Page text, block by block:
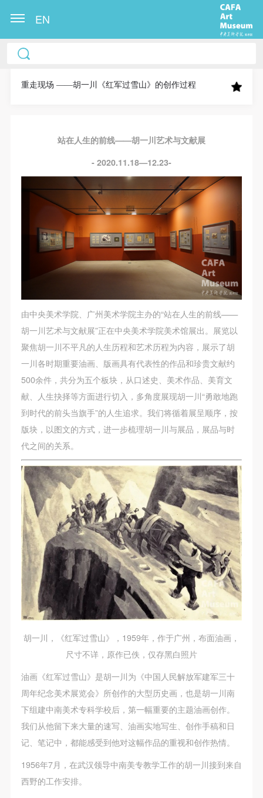
EN
重走现场 ——胡一川《红军过雪山》的创作过程
站在人生的前线——胡一川艺术与文献展
- 2020.11.18—12.23-
由中央美术学院、广州美术学院主办的“站在人生的前线——
胡一川艺术与文献展”正在中央美术学院美术馆展出。展览以
聚焦胡一川不平凡的人生历程和艺术历程为内容，展示了胡
一川各时期重要油画、版画具有代表性的作品和珍贵文献约
500余件，共分为五个板块，从口述史、美术作品、美育文
献、人生抉择等方面进行切入，多角度展现胡一川“勇敢地跑
到时代的前头当旗手”的人生追求。我们将循着展呈顺序，按
版块，以图文的方式，进一步梳理胡一川与展品，展品与时
代之间的关系。
胡一川，《红军过雪山》，1959年，作于广州，布面油画，
尺寸不详，原作已佚，仅存黑白照片
油画《红军过雪山》是胡一川为《中国人民解放军建军三十
周年纪念美术展览会》所创作的大型历史画，也是胡一川南
下组建中南美术专科学校后，第一幅重要的主题油画创作。
我们从他留下来大量的速写、油画实地写生、创作手稿和日
记、笔记中，都能感受到他对这幅作品的重视和创作热情。
1956年7月，在武汉领导中南美专教学工作的胡一川接到来自
西野的工作安排。
中央美术学院美术馆出版授权协议书
称“CAFAM”），愿意将本人参与中央美术学院美术馆
果（如参与工作坊创作的作品）提交中央美术学院用
它数字媒体形式公开出版，并同意编入《中国知识资
源总库》《中央美术学院资料库》《中央美术学院美
术馆资料库》等相关资料、文献、档案机构和平台，
在中央美术学院中使用和在互联网上传播，同意按相
关“章程”规定享受相关权益。
中央美术学院美术馆活动安全免责协议书
本次活动公平公正、自愿参加与退出、风险与责任自
负的原则。但活动有风险，参加者应有必要的风险意
识。
第二条
参加本次活动者必须遵守中华人民共和国的相关法
律、法规，必须遵循道德和社会公德规范，并应该具
备以人为本、团结友爱、互相帮助和助人为乐的良好
品质。
第三条
参加本次活动人员应该是成年人（具有完全民事行为
能力的人，18周岁以上）未成年人必须在成年人的陪
同下参观。
第四条
参加活动者在此次活动期间的人身安全责任自负。鼓
励参加者自行购买人身安全保险。活动中一旦出现事
故，活动中任何非事故当事人及美术馆将不承担人身
事故的任何责任，但有互相援助的义务。参加活动的
成员应当积极主动的组织实施救援工作，但对事故本
身不承担任何法律责任和经济责任。参加本次活动者
的人身安全不负有民事及相关连带责任。
第五条
序、维护美术馆场地及展示、展览、馆藏艺术作品及
衍生品的安全。活动中一旦因个人原因造成美术馆场
地、空间、艺术品、衍生品等受到不同程度的损失、
破坏。活动中任何非事故当事人及美术馆将不承担相
应的责任与损失，应由参与活动者根据相应的法律条
文、组织规定进行协商和赔偿。并追究相应的法律责
任和经济责任。
第六条
参与活动者在参与活动时应当在美术馆工作人员及活
中央美术学院美术馆出版授权协议书
称“CAFAM”），愿意将本人参与中央美术学院美术馆
果（如参与工作坊创作的作品）提交中央美术学院用
它数字媒体形式公开出版，并同意编入《中国知识资
源总库》《中央美术学院资料库》《中央美术学院美
术馆资料库》等相关资料、文献、档案机构和平台，
在中央美术学院中使用和在互联网上传播，同意按相
关“章程”规定享受相关权益。
中央美术学院美术馆活动安全免责协议书
本次活动公平公正、自愿参加与退出、风险与责任自
负的原则。但活动有风险，参加者应有必要的风险意
识。
第二条
参加本次活动者必须遵守中华人民共和国的相关法
律、法规，必须遵循道德和社会公德规范，并应该具
备以人为本、团结友爱、互相帮助和助人为乐的良好
品质。
第三条
参加本次活动人员应该是成年人（具有完全民事行为
能力的人，18周岁以上）未成年人必须在成年人的陪
同下参观。
第四条
参加活动者在此次活动期间的人身安全责任自负。鼓
励参加者自行购买人身安全保险。活动中一旦出现事
故，活动中任何非事故当事人及美术馆将不承担人身
事故的任何责任，但有互相援助的义务。参加活动的
成员应当积极主动的组织实施救援工作，但对事故本
身不承担任何法律责任和经济责任。参加本次活动者
的人身安全不负有民事及相关连带责任。
第五条
序、维护美术馆场地及展示、展览、馆藏艺术作品及
衍生品的安全。活动中一旦因个人原因造成美术馆场
地、空间、艺术品、衍生品等受到不同程度的损失、
破坏。活动中任何非事故当事人及美术馆将不承担相
应的责任与损失，应由参与活动者根据相应的法律条
文、组织规定进行协商和赔偿。并追究相应的法律责
任和经济责任。
第六条
参与活动者在参与活动时应当在美术馆工作人员及活
中央美术学院美术馆出版授权协议书
称“CAFAM”），愿意将本人参与中央美术学院美术馆
果（如参与工作坊创作的作品）提交中央美术学院用
它数字媒体形式公开出版，并同意编入《中国知识资
源总库》《中央美术学院资料库》《中央美术学院美
术馆资料库》等相关资料、文献、档案机构和平台，
在中央美术学院中使用和在互联网上传播，同意按相
关“章程”规定享受相关权益。
中央美术学院美术馆活动安全免责协议书
本次活动公平公正、自愿参加与退出、风险与责任自
负的原则。但活动有风险，参加者应有必要的风险意
识。
第二条
参加本次活动者必须遵守中华人民共和国的相关法
律、法规，必须遵循道德和社会公德规范，并应该具
备以人为本、团结友爱、互相帮助和助人为乐的良好
品质。
第三条
参加本次活动人员应该是成年人（具有完全民事行为
能力的人，18周岁以上）未成年人必须在成年人的陪
同下参观。
第四条
参加活动者在此次活动期间的人身安全责任自负。鼓
励参加者自行购买人身安全保险。活动中一旦出现事
故，活动中任何非事故当事人及美术馆将不承担人身
事故的任何责任，但有互相援助的义务。参加活动的
成员应当积极主动的组织实施救援工作，但对事故本
身不承担任何法律责任和经济责任。参加本次活动者
的人身安全不负有民事及相关连带责任。
第五条
序、维护美术馆场地及展示、展览、馆藏艺术作品及
衍生品的安全。活动中一旦因个人原因造成美术馆场
地、空间、艺术品、衍生品等受到不同程度的损失、
破坏。活动中任何非事故当事人及美术馆将不承担相
应的责任与损失，应由参与活动者根据相应的法律条
文、组织规定进行协商和赔偿。并追究相应的法律责
任和经济责任。
第六条
参与活动者在参与活动时应当在美术馆工作人员及活